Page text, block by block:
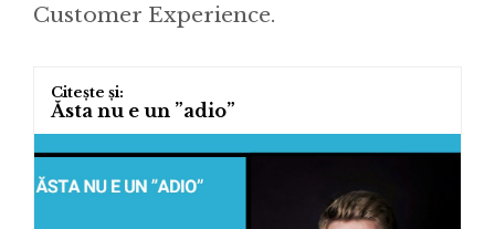
Customer Experience.
Ăsta nu e un ”adio”